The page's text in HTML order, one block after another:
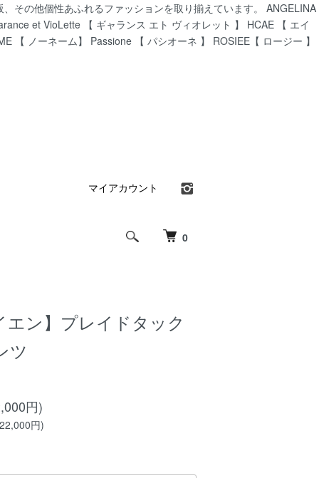
その他個性あふれるファッションを取り揃えています。 ANGELINA
et VioLette 【 ギャランス エト ヴィオレット 】 HCAE 【 エイ
【 ノーネーム】 Passione 【 パシオーネ 】 ROSIEE【 ロージー 】
0
マイアカウント
エン】プレイドタック
ツ
円)
円)